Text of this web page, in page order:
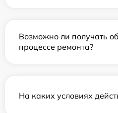
Возможно ли получать
процессе ремонта?
На каких условиях